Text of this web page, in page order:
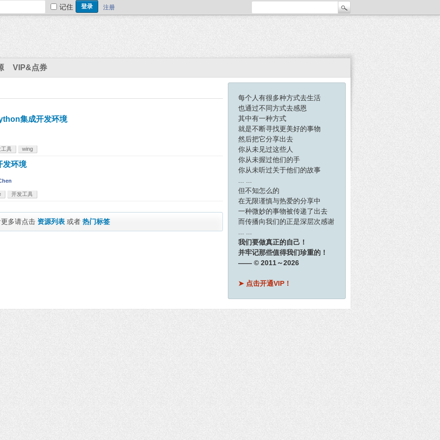
记住 注册
VIP&点券
每个人有很多种方式去生活
也通过不同方式去感恩
其中有一种方式
就是不断寻找更美好的事物
然后把它分享出去
你从未见过这些人
你从未握过他们的手
你从未听过关于他们的故事
但不知怎么的
在无限谨慎与热爱的分享中
一种微妙的事物被传递了出去
而传播向我们的正是深层次感谢
我们要做真正的自己！
并牢记那些值得我们珍重的！
—— © 2011～2026
➤ 点击开通VIP！
集成开发环境
工具 wing
发环境
开发工具
多请点击 资源列表 或者 热门标签